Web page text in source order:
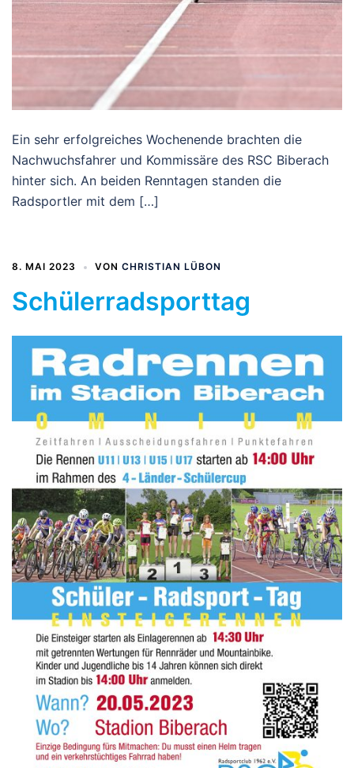
Ein sehr erfolgreiches Wochenende brachten die
Nachwuchsfahrer und Kommissäre des RSC Biberach
hinter sich. An beiden Renntagen standen die
Radsportler mit dem […]
8. MAI 2023 VON CHRISTIAN LÜBON
Schülerradsporttag